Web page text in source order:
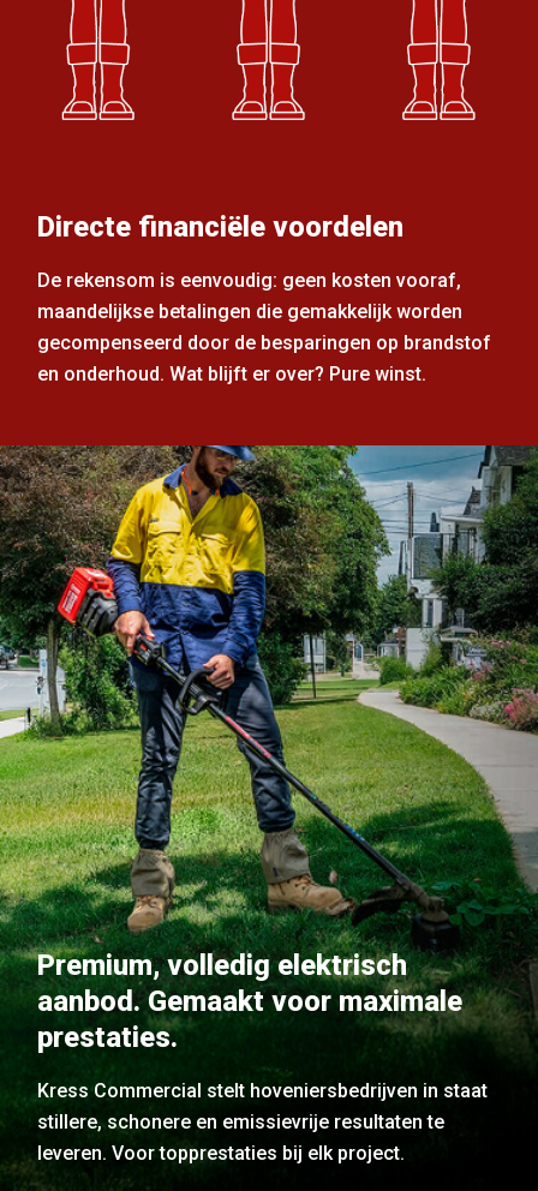
Directe financiële voordelen
De rekensom is eenvoudig: geen kosten vooraf,
maandelijkse betalingen die gemakkelijk worden
gecompenseerd door de besparingen op brandstof
en onderhoud. Wat blijft er over? Pure winst.
Premium, volledig elektrisch
aanbod. Gemaakt voor maximale
prestaties.
Kress Commercial stelt hoveniersbedrijven in staat
stillere, schonere en emissievrije resultaten te
leveren. Voor topprestaties bij elk project.